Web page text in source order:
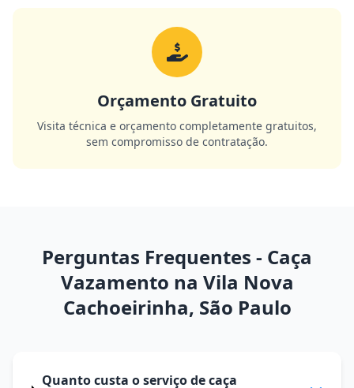
Orçamento Gratuito
Visita técnica e orçamento completamente gratuitos,
sem compromisso de contratação.
Perguntas Frequentes - Caça
Vazamento na Vila Nova
Cachoeirinha, São Paulo
Quanto custa o serviço de caça